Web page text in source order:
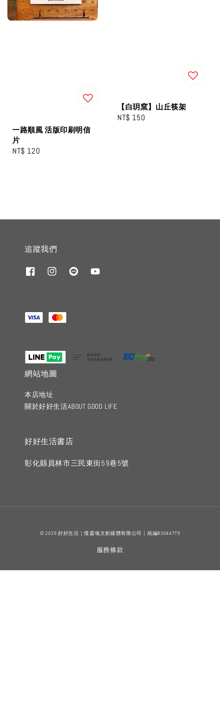
一路順風 活版印刷明信
片
Regular
NT$ 120
【白玥窯】山丘筷架
Regular
NT$ 150
追蹤我們
網站地圖
本店地址
關於好好生活ABOUT GOOD LIFE
好好生活書店
彰化縣員林市三民東街59巷5號
© 2026 好好生活｜慢靈魂文創媒體有限公司｜統編83044779
服務條款